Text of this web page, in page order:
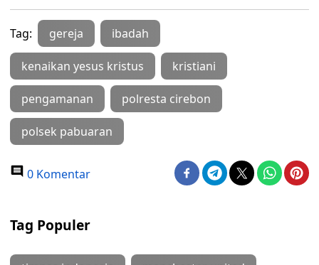
Tag: gereja ibadah
kenaikan yesus kristus kristiani
pengamanan polresta cirebon
polsek pabuaran
0 Komentar
Tag Populer